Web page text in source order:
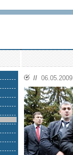
// 06.05.2009